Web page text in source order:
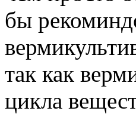
бы
так как
цикла